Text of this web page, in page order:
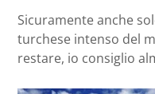
Sicuramente anche
turchese intenso del
restare, io consiglio